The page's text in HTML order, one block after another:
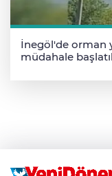
İnegöl'de orman
müdahale